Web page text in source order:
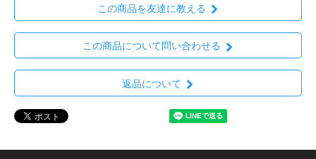
この商品を友達に教える
この商品について問い合わせる
返品について